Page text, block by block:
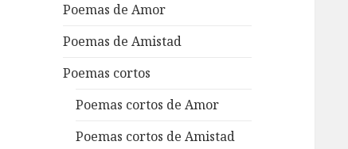
Poemas de Amor
Poemas de Amistad
Poemas cortos
Poemas cortos de Amor
Poemas cortos de Amistad